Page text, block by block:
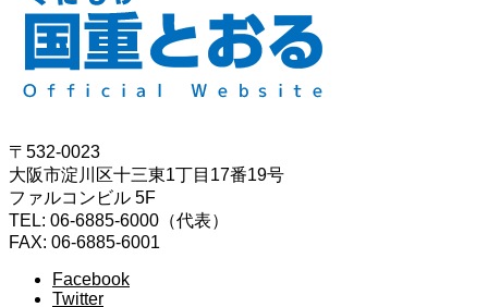
〒532-0023
大阪市淀川区十三東1丁目17番19号
ファルコンビル 5F
TEL: 06-6885-6000（代表）
FAX: 06-6885-6001
Facebook
Twitter